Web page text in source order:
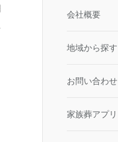
会社概要
地域から探す
お問い合わせ
家族葬アプリ